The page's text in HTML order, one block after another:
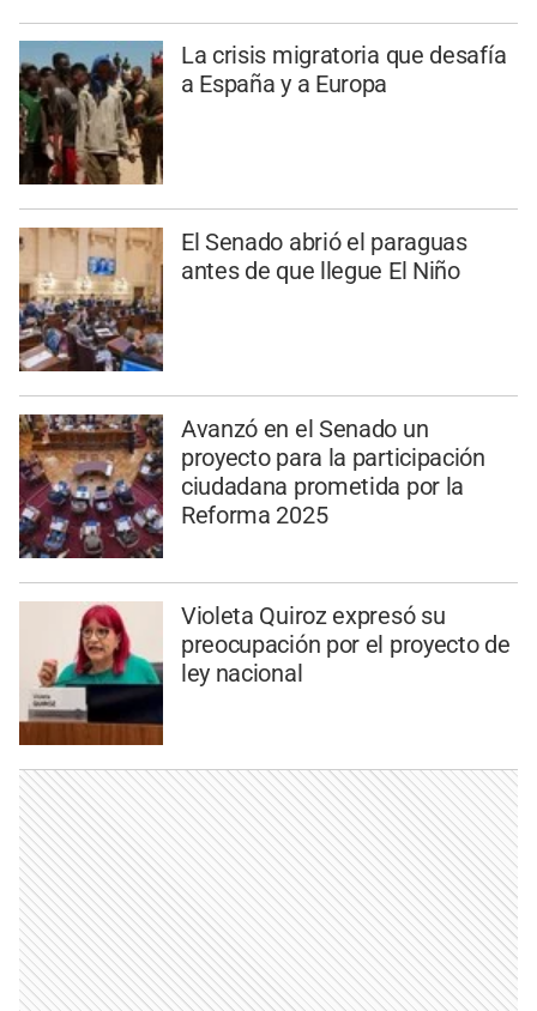
La crisis migratoria que desafía
a España y a Europa
El Senado abrió el paraguas
antes de que llegue El Niño
Avanzó en el Senado un
proyecto para la participación
ciudadana prometida por la
Reforma 2025
Violeta Quiroz expresó su
preocupación por el proyecto de
ley nacional